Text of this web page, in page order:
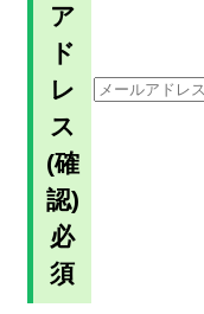
ア
ド
レ
ス
(確
認)
必
須